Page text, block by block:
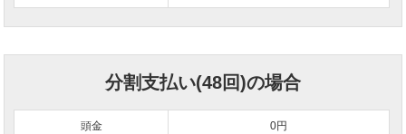
分割支払い(48回)の場合
頭金 0円